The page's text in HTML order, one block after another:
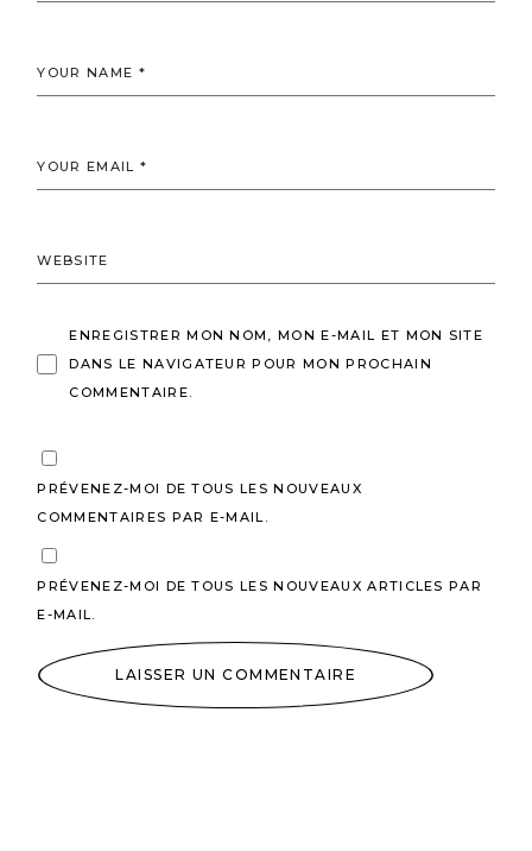
ENREGISTRER MON NOM, MON E-MAIL ET MON SITE
DANS LE NAVIGATEUR POUR MON PROCHAIN
COMMENTAIRE.
PRÉVENEZ-MOI DE TOUS LES NOUVEAUX
COMMENTAIRES PAR E-MAIL.
PRÉVENEZ-MOI DE TOUS LES NOUVEAUX ARTICLES PAR
E-MAIL.
LAISSER UN COMMENTAIRE